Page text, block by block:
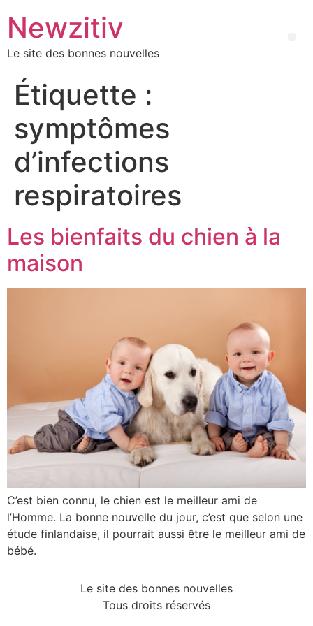
Newzitiv
Le site des bonnes nouvelles
Étiquette :
symptômes
d’infections
respiratoires
Les bienfaits du chien à la
maison
C’est bien connu, le chien est le meilleur ami de
l’Homme. La bonne nouvelle du jour, c’est que selon une
étude finlandaise, il pourrait aussi être le meilleur ami de
bébé.
Le site des bonnes nouvelles
Tous droits réservés